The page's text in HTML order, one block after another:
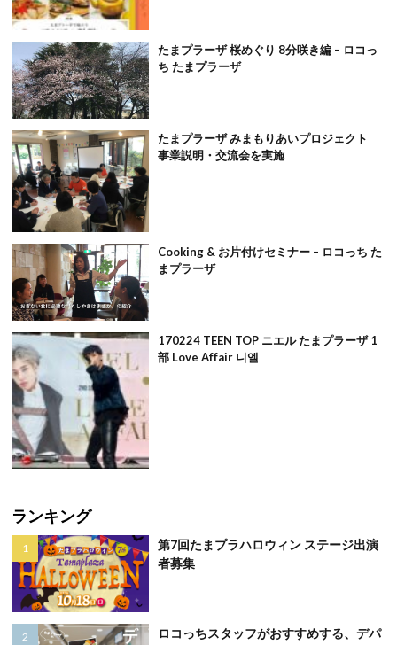
たまプラーザ 桜めぐり 8分咲き編 – ロコっ
ち たまプラーザ
たまプラーザ みまもりあいプロジェクト
事業説明・交流会を実施
Cooking & お片付けセミナー – ロコっち た
まプラーザ
170224 TEEN TOP ニエル たまプラーザ 1
部 Love Affair 니엘
ランキング
第7回たまプラハロウィン ステージ出演
者募集
ロコっちスタッフがおすすめする、デパ